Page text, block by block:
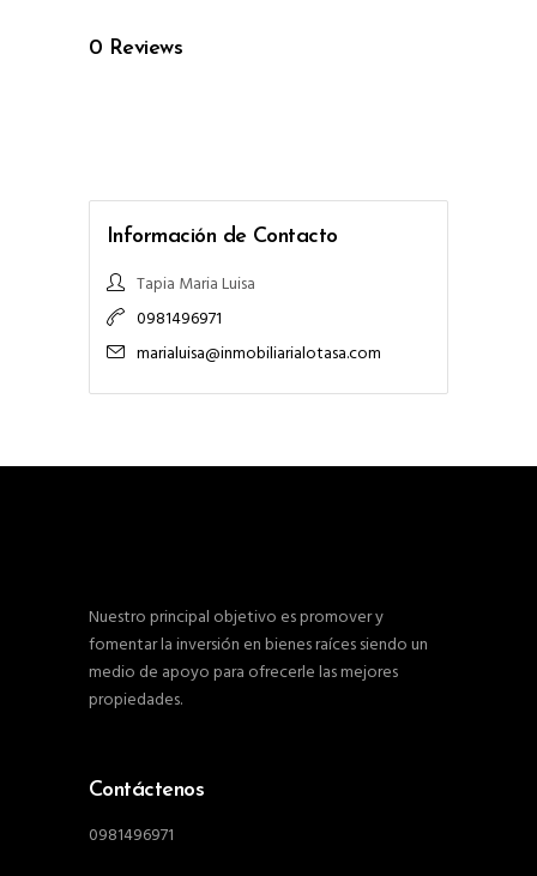
0 Reviews
Información de Contacto
Tapia Maria Luisa
0981496971
marialuisa@inmobiliarialotasa.com
Nuestro principal objetivo es promover y
fomentar la inversión en bienes raíces siendo un
medio de apoyo para ofrecerle las mejores
propiedades.
Contáctenos
0981496971